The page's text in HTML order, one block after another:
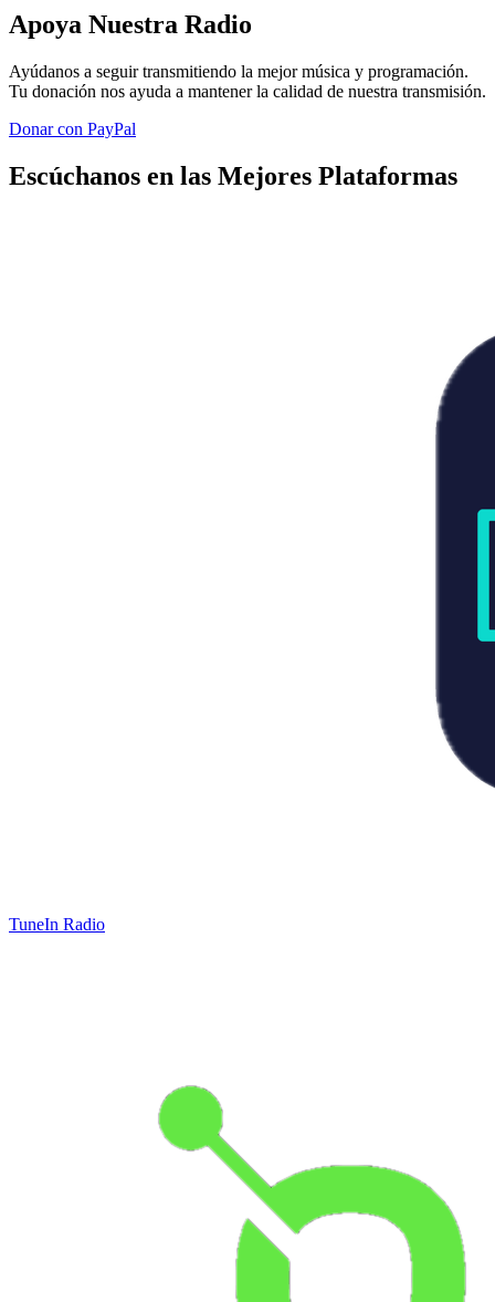
Apoya Nuestra Radio
Ayúdanos a seguir transmitiendo la mejor música y programación.
Tu donación nos ayuda a mantener la calidad de nuestra transmisión.
Donar con PayPal
Escúchanos en las Mejores Plataformas
TuneIn Radio